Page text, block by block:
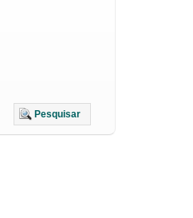
Pesquisar